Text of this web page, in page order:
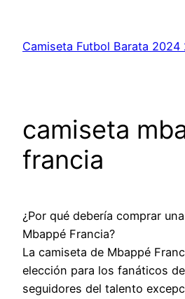
contenido
Camiseta Futbol Barata 2024
camiseta
francia
¿Por qué debería comprar
Mbappé Francia?
La camiseta de Mbappé
elección para los fanáticos
seguidores del talento